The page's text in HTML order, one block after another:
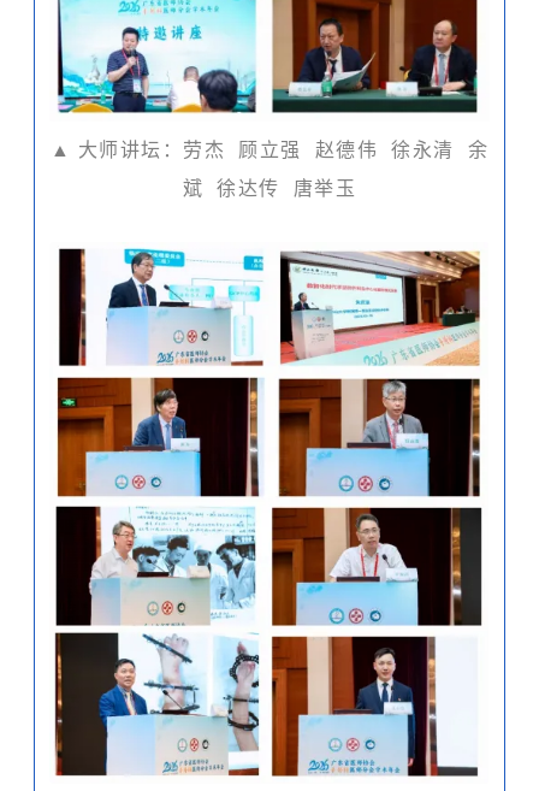
▲ 大师讲坛：劳杰 顾立强 赵德伟 徐永清 余
斌 徐达传 唐举玉